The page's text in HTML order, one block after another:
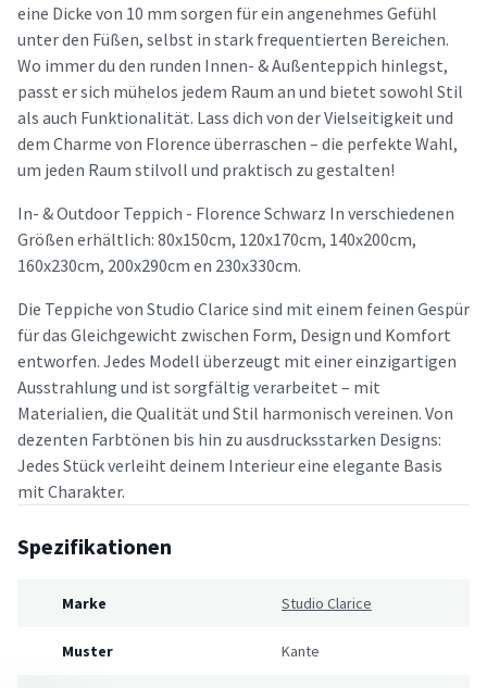
eine Dicke von 10 mm sorgen für ein angenehmes Gefühl
unter den Füßen, selbst in stark frequentierten Bereichen.
Wo immer du den runden Innen- & Außenteppich hinlegst,
passt er sich mühelos jedem Raum an und bietet sowohl Stil
als auch Funktionalität. Lass dich von der Vielseitigkeit und
dem Charme von Florence überraschen – die perfekte Wahl,
um jeden Raum stilvoll und praktisch zu gestalten!
In- & Outdoor Teppich - Florence Schwarz In verschiedenen
Größen erhältlich: 80x150cm, 120x170cm, 140x200cm,
160x230cm, 200x290cm en 230x330cm.
Die Teppiche von Studio Clarice sind mit einem feinen Gespür
für das Gleichgewicht zwischen Form, Design und Komfort
entworfen. Jedes Modell überzeugt mit einer einzigartigen
Ausstrahlung und ist sorgfältig verarbeitet – mit
Materialien, die Qualität und Stil harmonisch vereinen. Von
dezenten Farbtönen bis hin zu ausdrucksstarken Designs:
Jedes Stück verleiht deinem Interieur eine elegante Basis
mit Charakter.
Spezifikationen
Marke Studio Clarice
Muster Kante